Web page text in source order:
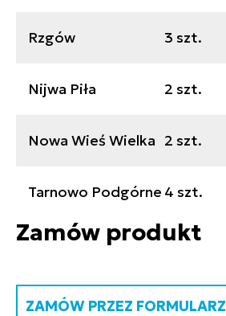
Rzgów 3 szt.
Nijwa Piła 2 szt.
Nowa Wieś Wielka 2 szt.
Tarnowo Podgórne 4 szt.
Zamów produkt
ZAMÓW PRZEZ FORMULARZ